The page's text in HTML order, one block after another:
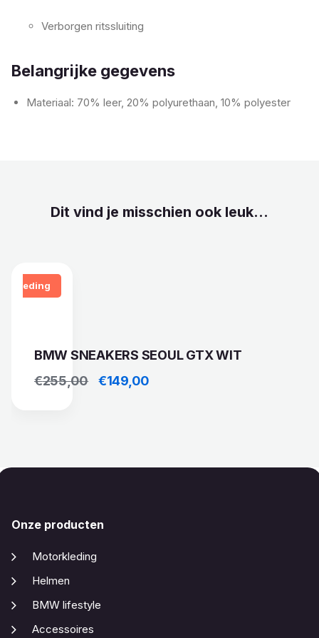
Verborgen ritssluiting
Belangrijke gegevens
Materiaal: 70% leer, 20% polyurethaan, 10% polyester
Dit vind je misschien ook leuk...
BMW SNEAKERS SEOUL GTX WIT
€255,00 Oorspronkelijke prijs was: €255,00.
€149,00
Onze producten
Motorkleding
Helmen
BMW lifestyle
Accessoires